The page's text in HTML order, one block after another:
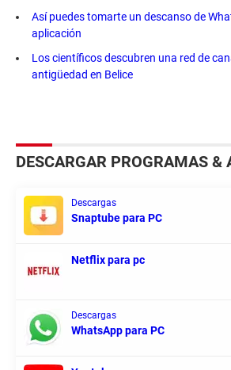
Así puedes tomarte un descanso de
aplicación
Los científicos descubren una red de
antigüedad en Belice
DESCARGAR PROGRAMAS &
Descargas
Snaptube para PC
Netflix para pc
Descargas
WhatsApp para PC